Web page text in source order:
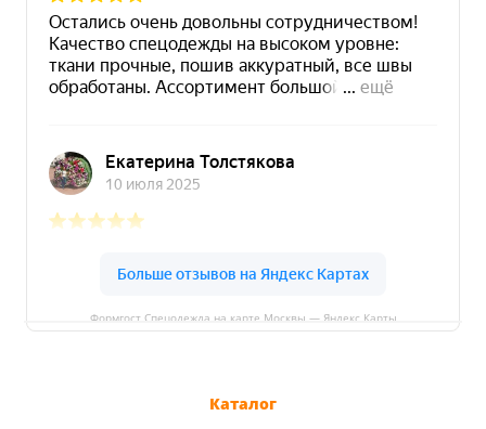
Формгост Спецодежда на карте Москвы — Яндекс Карты
Каталог